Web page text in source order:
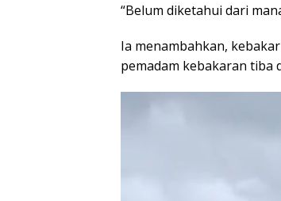
“Belum diketahui dari
Ia menambahkan,
pemadam kebakaran tiba